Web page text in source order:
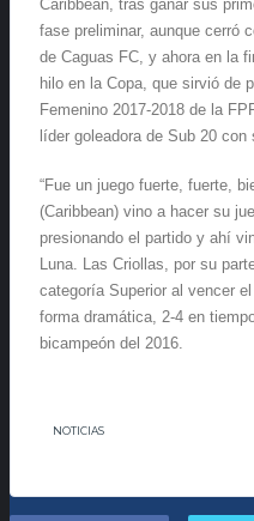
Caribbean, tras ganar sus
fase preliminar, aunque cerró
de Caguas FC, y ahora en la
hilo en la Copa, que sirvió de
Femenino 2017-2018 de la
líder goleadora de Sub 20 con
“Fue un juego fuerte, fuerte,
(Caribbean) vino a hacer su
presionando el partido y ahí
Luna. Las Criollas, por su
categoría Superior al vencer
forma dramática, 2-4 en
bicampeón del 2016.
NOTICIAS